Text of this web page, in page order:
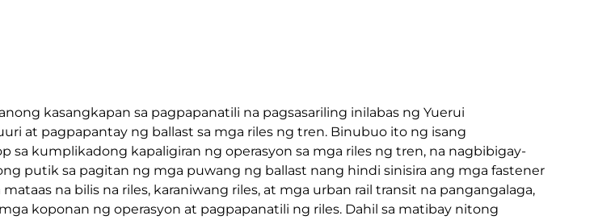
kasangkapan sa pagpapanatili na pagsasariling inilabas ng Yuerui
at pagpapantay ng ballast sa mga riles ng tren. Binubuo ito ng isang
kumplikadong kapaligiran ng operasyon sa mga riles ng tren, na nagbibigay-
putik sa pagitan ng mga puwang ng ballast nang hindi sinisira ang mga fastener
na bilis na riles, karaniwang riles, at mga urban rail transit na pangangalaga,
koponan ng operasyon at pagpapanatili ng riles. Dahil sa matibay nitong